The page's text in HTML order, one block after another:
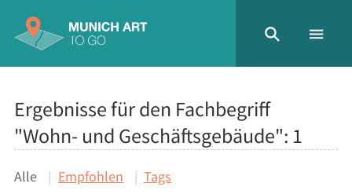
Ergebnisse für den Fachbegriff
"Wohn- und Geschäftsgebäude": 1
Alle Empfohlen Tags